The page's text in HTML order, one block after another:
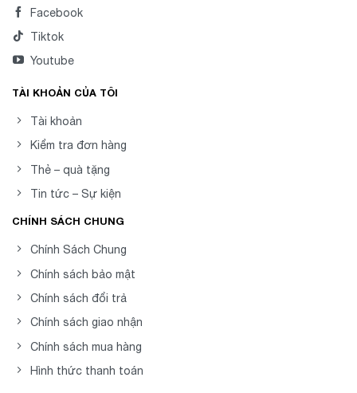
Facebook
Tiktok
Youtube
TÀI KHOẢN CỦA TÔI
Tài khoản
Kiểm tra đơn hàng
Thẻ – quà tặng
Tin tức – Sự kiện
CHÍNH SÁCH CHUNG
Chính Sách Chung
Chính sách bảo mật
Chính sách đổi trả
Chính sách giao nhận
Chính sách mua hàng
Hình thức thanh toán